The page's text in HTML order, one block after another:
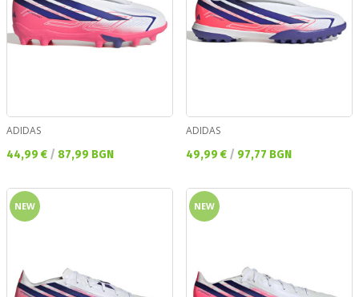
ADIDAS
Текуща цена:
44,99 € / 87,99 BGN
ADIDAS
Текуща цена:
49,99 € / 97,77 BGN
NEW NEW